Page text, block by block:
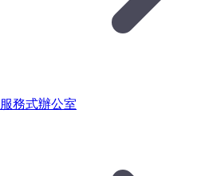
服務式辦公室